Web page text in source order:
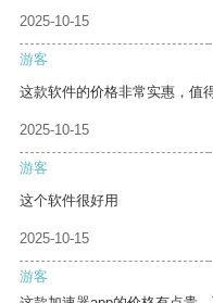
2025-10-15
游客
这款软件的价格非常实惠，值
2025-10-15
游客
这个软件很好用
2025-10-15
游客